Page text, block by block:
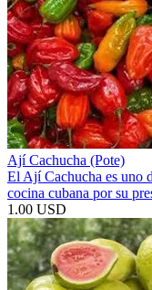
Ají Cachucha (Pote)
El Ají Cachucha es uno
cocina cubana por su
1.00 USD